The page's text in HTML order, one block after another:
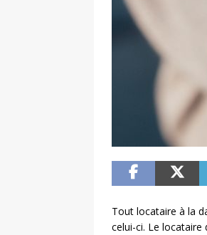
Tout locataire à la
celui-ci. Le